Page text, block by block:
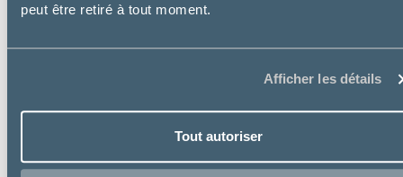
peut être retiré à tout moment.
Afficher les détails
Tout autoriser
PYOSKIN WIPES